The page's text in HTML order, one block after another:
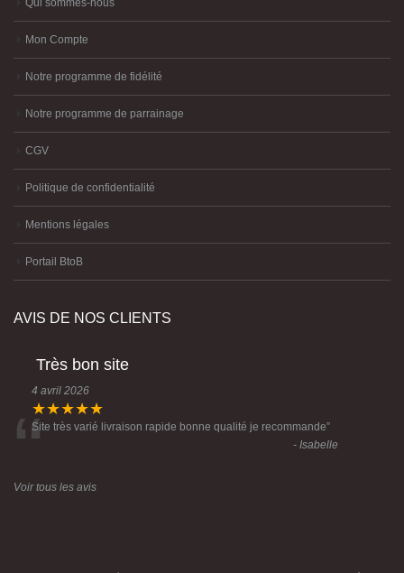
Qui sommes-nous
Mon Compte
Notre programme de fidélité
Notre programme de parrainage
CGV
Politique de confidentialité
Mentions légales
Portail BtoB
AVIS DE NOS CLIENTS
Très bon site
4 avril 2026
★★★★★
“Site très varié livraison rapide bonne qualité je recommande”
- Isabelle
Voir tous les avis